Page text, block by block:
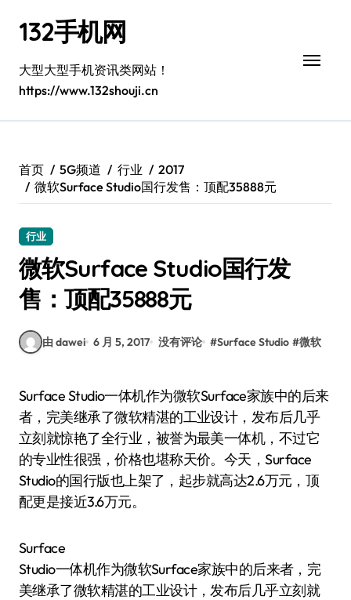
132手机网
大型大型手机资讯类网站！
https://www.132shouji.cn
首页 5G频道 行业
2017
微软Surface Studio国行发售：顶配35888元
行业
微软Surface Studio国行发
售：顶配35888元
由 dawei 6 月 5, 2017 没有评论 #Surface Studio #微软
Surface Studio一体机作为微软Surface家族中的后来
者，完美继承了微软精湛的工业设计，发布后几乎
立刻就惊艳了全行业，被誉为最美一体机，不过它
的专业性很强，价格也堪称天价。今天，Surface
Studio的国行版也上架了，起步就高达2.6万元，顶
配更是接近3.6万元。
Surface
Studio一体机作为微软Surface家族中的后来者，完
美继承了微软精湛的工业设计，发布后几乎立刻就